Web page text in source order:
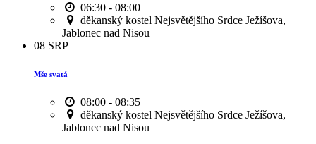
06:30 - 08:00
děkanský kostel Nejsvětějšího Srdce Ježíšova,
Jablonec nad Nisou
08 SRP
Mše svatá
08:00 - 08:35
děkanský kostel Nejsvětějšího Srdce Ježíšova,
Jablonec nad Nisou